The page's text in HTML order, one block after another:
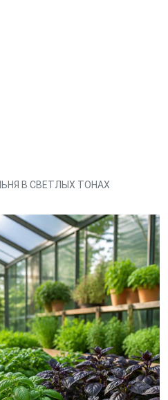
В СВЕТЛЫХ ТОНАХ